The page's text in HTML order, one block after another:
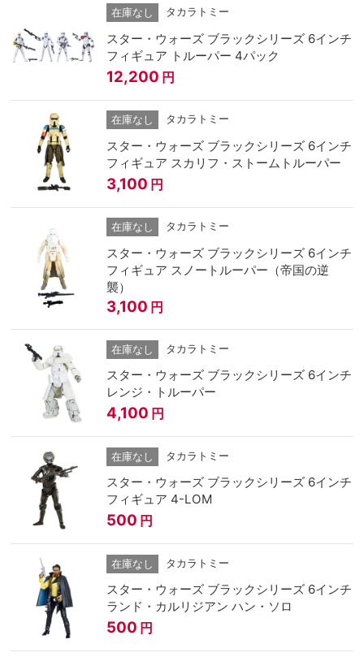
在庫なし タカラトミー
スター・ウォーズ ブラックシリーズ 6インチ
フィギュア トルーパー 4パック
12,200 円
在庫なし タカラトミー
スター・ウォーズ ブラックシリーズ 6インチ
フィギュア スカリフ・ストームトルーパー
3,100 円
在庫なし タカラトミー
スター・ウォーズ ブラックシリーズ 6インチ
フィギュア スノートルーパー（帝国の逆
襲）
3,100 円
在庫なし タカラトミー
スター・ウォーズ ブラックシリーズ 6インチ
レンジ・トルーパー
4,100 円
在庫なし タカラトミー
スター・ウォーズ ブラックシリーズ 6インチ
フィギュア 4-LOM
500 円
在庫なし タカラトミー
スター・ウォーズ ブラックシリーズ 6インチ
ランド・カルリジアン ハン・ソロ
500 円